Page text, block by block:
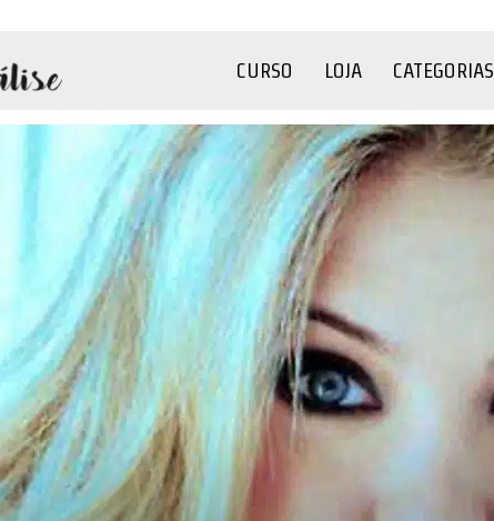
Psicanálise
CURSO LOJA CATEGORIAS